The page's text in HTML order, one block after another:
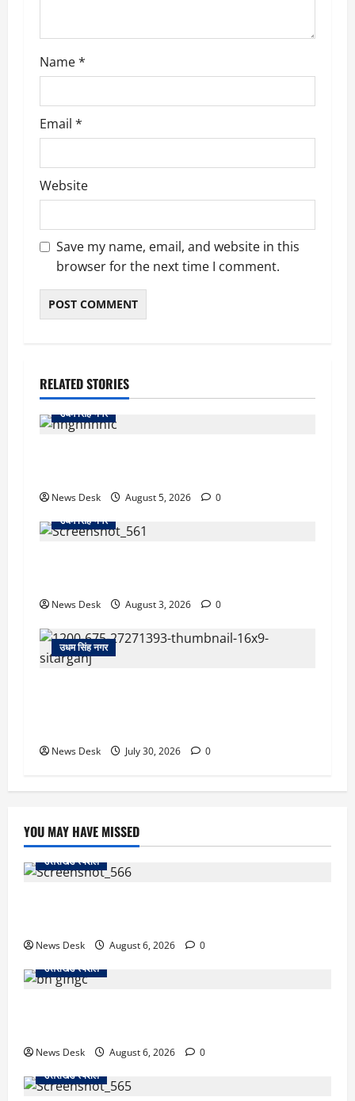
Name*
Email *
Website
Save my name, email, and website in this
browser for the next time I comment.
RELATED STORIES
उधम सिंह नगर
News Desk August 5, 2026
0
उधम सिंह नगर
News Desk August 3, 2026 0
उधम सिंह नगर
News Desk July 30, 2026 0
YOU MAY HAVE MISSED
उत्तराखंड स्पेशल
News Desk August 6, 2026
0
उत्तराखंड स्पेशल
News Desk August 6, 2026
0
उत्तराखंड स्पेशल